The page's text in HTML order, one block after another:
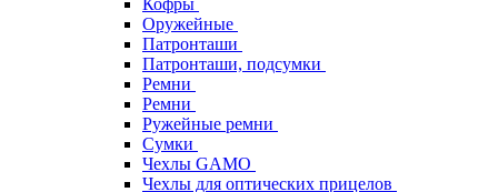
Кофры
Оружейные
Патронташи
Патронташи, подсумки
Ремни
Ремни
Ружейные ремни
Сумки
Чехлы GAMO
Чехлы для оптических прицелов